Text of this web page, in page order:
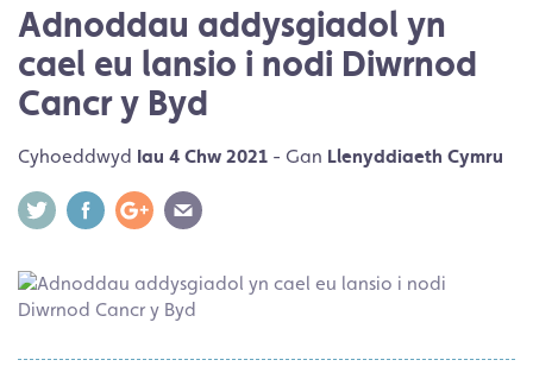
Adnoddau addysgiadol yn
cael eu lansio i nodi Diwrnod
Cancr y Byd
Cyhoeddwyd Iau 4 Chw 2021 - Gan Llenyddiaeth Cymru